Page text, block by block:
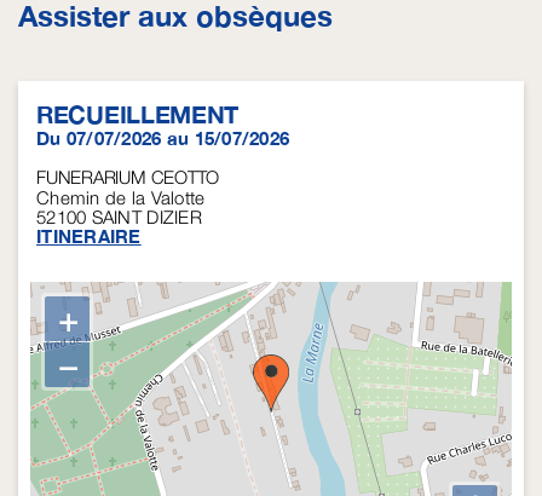
Assister aux obsèques
RECUEILLEMENT
Du 07/07/2026 au 15/07/2026
FUNERARIUM CEOTTO
Chemin de la Valotte
52100 SAINT DIZIER
ITINERAIRE
+
−